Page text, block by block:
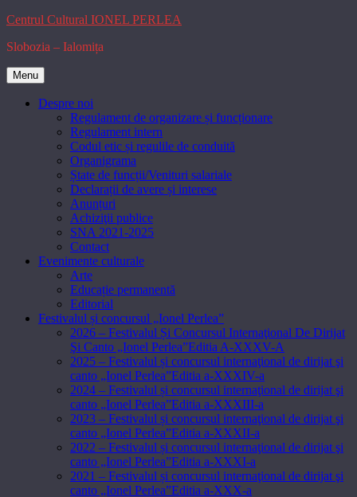
Skip
content
Centrul Cultural IONEL PERLEA
Slobozia – Ialomița
Menu
Despre noi
Regulament de organizare și funcționare
Regulament intern
Codul etic și regulile de conduită
Organigrama
Ștate de funcții/Venituri salariale
Declarații de avere și interese
Anunțuri
Achiziţii publice
SNA 2021-2025
Contact
Evenimente culturale
Arte
Educație permanentă
Editorial
Festivalul și concursul „Ionel Perlea”
2026 – Festivalul Și Concursul Internaţional De Dirijat
Şi Canto „Ionel Perlea”Editia A-XXXV-A
2025 – Festivalul și concursul internaţional de dirijat şi
canto „Ionel Perlea”Editia a-XXXIV-a
2024 – Festivalul și concursul internaţional de dirijat şi
canto „Ionel Perlea”Editia a-XXXIII-a
2023 – Festivalul și concursul internaţional de dirijat şi
canto „Ionel Perlea”Editia a-XXXII-a
2022 – Festivalul și concursul internaţional de dirijat şi
canto „Ionel Perlea”Editia a-XXXI-a
2021 – Festivalul și concursul internaţional de dirijat şi
canto „Ionel Perlea”Editia a-XXX-a